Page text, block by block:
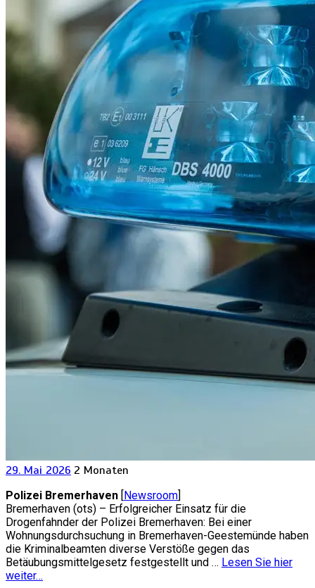
29. Mai 2026 2 Monaten
Polizei Bremerhaven [Newsroom]
Bremerhaven (ots) – Erfolgreicher Einsatz für die
Drogenfahnder der Polizei Bremerhaven: Bei einer
Wohnungsdurchsuchung in Bremerhaven-Geestemünde haben
die Kriminalbeamten diverse Verstöße gegen das
Betäubungsmittelgesetz festgestellt und … Lesen Sie hier
weiter…